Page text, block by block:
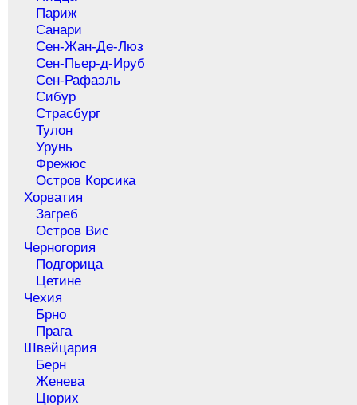
Париж
Санари
Сен-Жан-Де-Люз
Сен-Пьер-д-Ируб
Сен-Рафаэль
Сибур
Страсбург
Тулон
Урунь
Фрежюс
Остров Корсика
Хорватия
Загреб
Остров Вис
Черногория
Подгорица
Цетине
Чехия
Брно
Прага
Швейцария
Берн
Женева
Цюрих